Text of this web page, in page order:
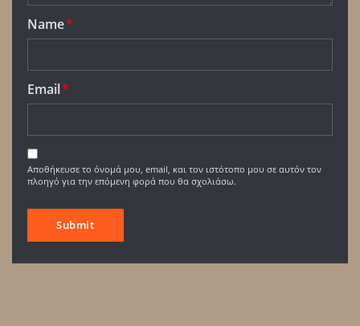
Name*
Email*
Αποθήκευσε το όνομά μου, email, και τον ιστότοπο μου σε αυτόν τον
πλοηγό για την επόμενη φορά που θα σχολιάσω.